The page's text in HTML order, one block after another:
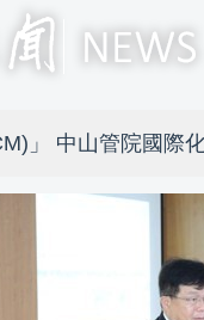
」 中山管院國際